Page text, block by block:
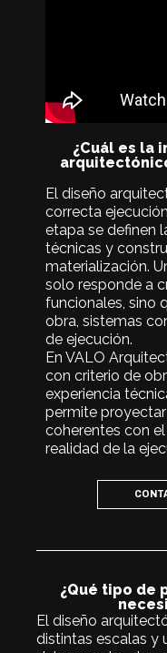
¿Cuál es la
El diseño
correcta
etapa se definen
técnicas y
materialización.
solo responde a
funcionales, sino
obra, sistemas
de ejecución.
En VALO
con criterio de
experiencia
permite
coherentes con
realidad de la
¿Qué tipo de
El diseño
distintas escalas y